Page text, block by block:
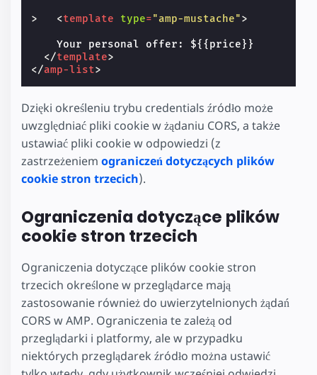
> <template type="amp-mustache">
    Your personal offer: ${{price}}
</template>
</amp-list>
Dzięki określeniu trybu credentials źródło może
uwzględniać pliki cookie w żądaniu CORS, a także
ustawiać pliki cookie w odpowiedzi (z
zastrzeżeniem ograniczeń dotyczących plików
cookie stron trzecich).
Ograniczenia dotyczące plików
cookie stron trzecich
Ograniczenia dotyczące plików cookie stron
trzecich określone w przeglądarce mają
zastosowanie również do uwierzytelnionych żądań
CORS w AMP. Ograniczenia te zależą od
przeglądarki i platformy, ale w przypadku
niektórych przeglądarek źródło można ustawić